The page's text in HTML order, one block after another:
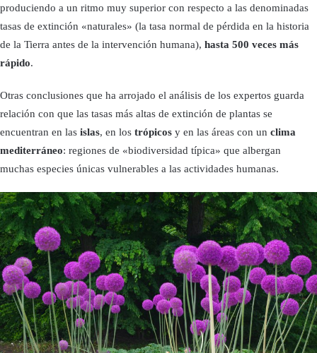
produciendo a un ritmo muy superior con respecto a las denominadas
tasas de extinción «naturales» (la tasa normal de pérdida en la historia
de la Tierra antes de la intervención humana), hasta 500 veces más
rápido.
Otras conclusiones que ha arrojado el análisis de los expertos guarda
relación con que las tasas más altas de extinción de plantas se
encuentran en las islas, en los trópicos y en las áreas con un clima
mediterráneo: regiones de «biodiversidad típica» que albergan
muchas especies únicas vulnerables a las actividades humanas.